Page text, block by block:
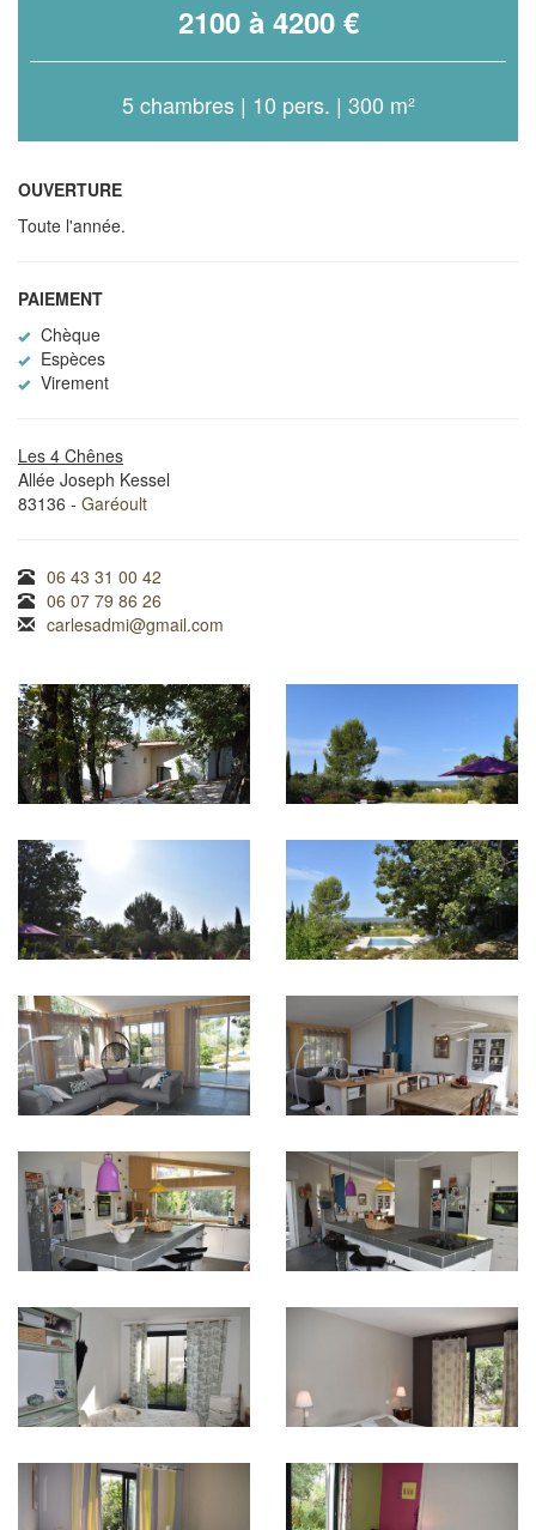
2100 à 4200 €
5 chambres | 10 pers. | 300 m²
OUVERTURE
Toute l'année.
PAIEMENT
Chèque
Espèces
Virement
Les 4 Chênes
Allée Joseph Kessel
83136 - Garéoult
06 43 31 00 42
06 07 79 86 26
carlesadmi@gmail.com